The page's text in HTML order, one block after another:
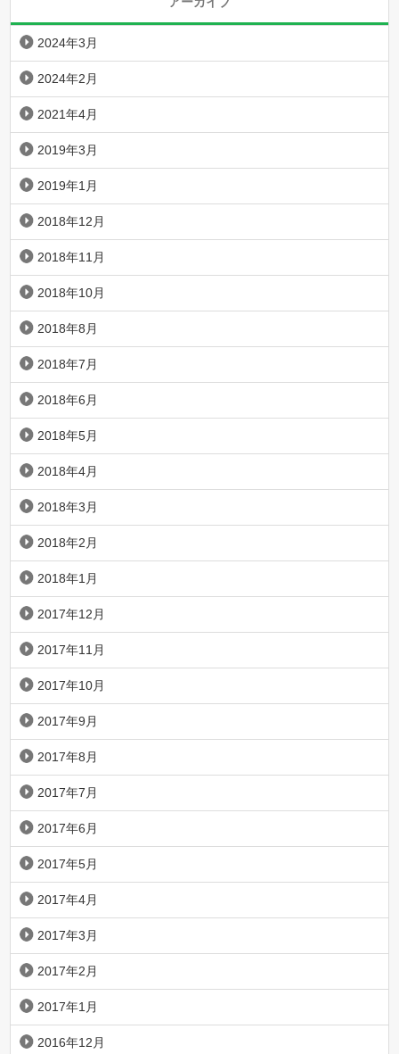
2024年3月
2024年2月
2021年4月
2019年3月
2019年1月
2018年12月
2018年11月
2018年10月
2018年8月
2018年7月
2018年6月
2018年5月
2018年4月
2018年3月
2018年2月
2018年1月
2017年12月
2017年11月
2017年10月
2017年9月
2017年8月
2017年7月
2017年6月
2017年5月
2017年4月
2017年3月
2017年2月
2017年1月
2016年12月